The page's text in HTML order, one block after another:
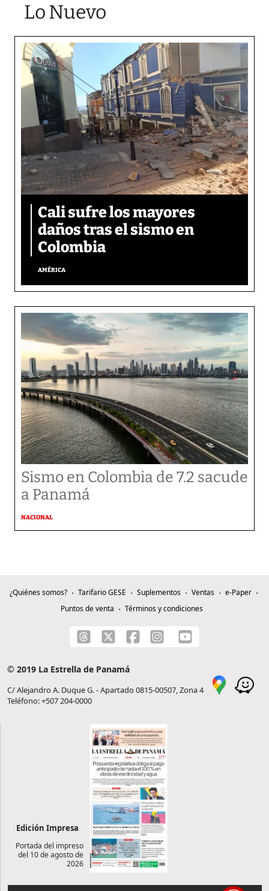
Lo Nuevo
Cali sufre los mayores
daños tras el sismo en
Colombia
AMÉRICA
Sismo en Colombia de 7.2 sacude
a Panamá
NACIONAL
¿Quiénes somos? Tarifario GESE Suplementos Ventas
e-Paper
Puntos de venta
Términos y condiciones
© 2019 La Estrella de Panamá
C/ Alejandro A. Duque G. - Apartado 0815-00507, Zona 4
Teléfono: +507 204-0000
Edición Impresa
Portada del impreso
del 10 de agosto de
2026